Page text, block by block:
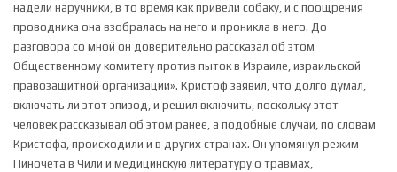
надели наручники, в то время как привели собаку, и с поощрения
проводника она взобралась на него и проникла в него. До
разговора со мной он доверительно рассказал об этом
Общественному комитету против пыток в Израиле, израильской
правозащитной организации». Кристоф заявил, что долго думал,
включать ли этот эпизод, и решил включить, поскольку этот
человек рассказывал об этом ранее, а подобные случаи, по словам
Кристофа, происходили и в других странах. Он упомянул режим
Пиночета в Чили и медицинскую литературу о травмах,